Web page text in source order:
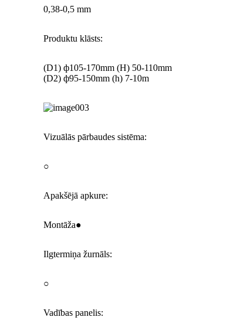
0,38-0,5 mm
Produktu klāsts:
(D1) ф105-170mm (H) 50-110mm
(D2) ф95-150mm (h) 7-10m
Vizuālās pārbaudes sistēma:
○
Apakšējā apkure:
Montāža●
Ilgtermiņa žurnāls:
○
Vadības panelis: